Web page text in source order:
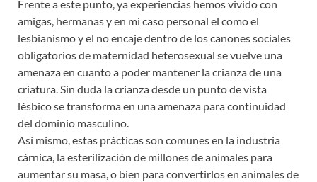
Frente a este punto, ya experiencias hemos vivido con
amigas, hermanas y en mi caso personal el como el
lesbianismo y el no encaje dentro de los canones sociales
obligatorios de maternidad heterosexual se vuelve una
amenaza en cuanto a poder mantener la crianza de una
criatura. Sin duda la crianza desde un punto de vista
lésbico se transforma en una amenaza para continuidad
del dominio masculino.
Así mismo, estas prácticas son comunes en la industria
cárnica, la esterilización de millones de animales para
aumentar su masa, o bien para convertirlos en animales de